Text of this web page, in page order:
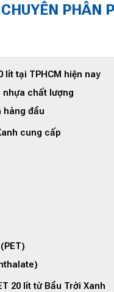
CHUYÊN PHÂN
lít tại TPHCM hiện nay
nhựa chất lượng
hàng đầu
cung cấp
20 lít từ Bầu Trời Xanh